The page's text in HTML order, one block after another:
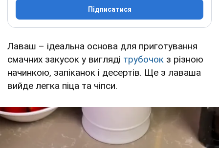
Підписатися
Лаваш – ідеальна основа для приготування
смачних закусок у вигляді трубочок з різною
начинкою, запіканок і десертів. Ще з лаваша
вийде легка піца та чіпси.